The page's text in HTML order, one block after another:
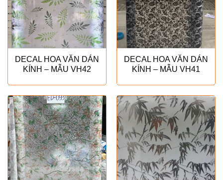
DECAL HOA VĂN DÁN
KÍNH – MẪU VH42
DECAL HOA VĂN DÁN
KÍNH – MẪU VH41